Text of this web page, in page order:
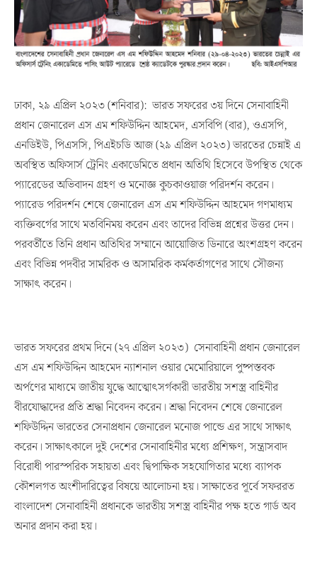
ঢাকা, ২৯ এপ্রিল ২০২৩ (শনিবার): ভারত সফরের ৩য় দিনে সেনাবাহিনী
প্রধান জেনারেল এস এম শফিউদ্দিন আহমেদ, এসবিপি (বার), ওএসপি,
এনডিইউ, পিএসসি, পিএইচডি আজ (২৯ এপ্রিল ২০২৩) ভারতের চেন্নাই এ
অবস্থিত অফিসার্স ট্রেনিং একাডেমিতে প্রধান অতিথি হিসেবে উপস্থিত থেকে
প্যারেডের অভিবাদন গ্রহণ ও মনোজ্ঞ কুচকাওয়াজ পরিদর্শন করেন।
প্যারেড পরিদর্শন শেষে জেনারেল এস এম শফিউদ্দিন আহমেদ গণমাধ্যম
ব্যক্তিবর্গের সাথে মতবিনিময় করেন এবং তাদের বিভিন্ন প্রশ্নের উত্তর দেন।
পরবর্তীতে তিনি প্রধান অতিথির সম্মানে আয়োজিত ডিনারে অংশগ্রহণ করেন
এবং বিভিন্ন পদবীর সামরিক ও অসামরিক কর্মকর্তাগণের সাথে সৌজন্য
সাক্ষাৎ করেন।
ভারত সফরের প্রথম দিনে (২৭ এপ্রিল ২০২৩) সেনাবাহিনী প্রধান জেনারেল
এস এম শফিউদ্দিন আহমেদ ন্যাশনাল ওয়ার মেমোরিয়ালে পুষ্পস্তবক
অর্পণের মাধ্যমে জাতীয় যুদ্ধে আত্মোৎসর্গকারী ভারতীয় সশস্ত্র বাহিনীর
বীরযোদ্ধাদের প্রতি শ্রদ্ধা নিবেদন করেন। শ্রদ্ধা নিবেদন শেষে জেনারেল
শফিউদ্দিন ভারতের সেনাপ্রধান জেনারেল মনোজ পান্ডে এর সাথে সাক্ষাৎ
করেন। সাক্ষাৎকালে দুই দেশের সেনাবাহিনীর মধ্যে প্রশিক্ষণ, সন্ত্রাসবাদ
বিরোধী পারস্পরিক সহায়তা এবং দ্বিপাক্ষিক সহযোগিতার মধ্যে ব্যাপক
কৌশলগত অংশীদারিত্বের বিষয়ে আলোচনা হয়। সাক্ষাতের পূর্বে সফররত
বাংলাদেশ সেনাবাহিনী প্রধানকে ভারতীয় সশস্ত্র বাহিনীর পক্ষ হতে গার্ড অব
অনার প্রদান করা হয়।